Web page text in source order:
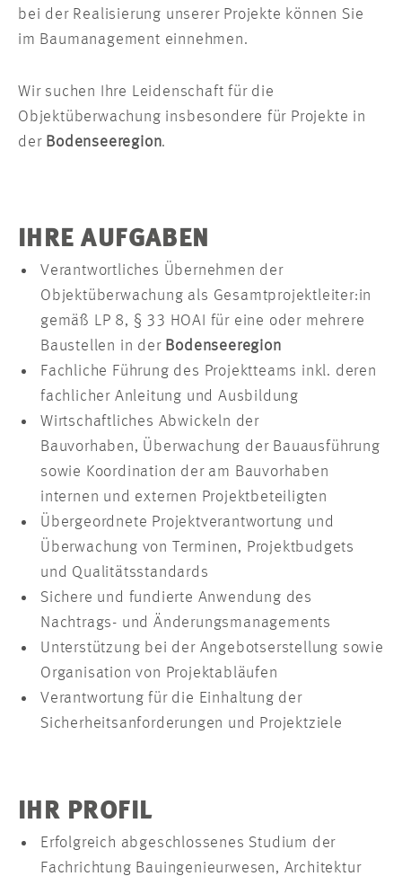
bei der Realisierung unserer Projekte können Sie
im Baumanagement einnehmen.
Wir suchen Ihre Leidenschaft für die
Objektüberwachung insbesondere für Projekte in
der Bodenseeregion.
IHRE AUFGABEN
Verantwortliches Übernehmen der
Objektüberwachung als Gesamtprojektleiter:in
gemäß LP 8, § 33 HOAI für eine oder mehrere
Baustellen in der Bodenseeregion
Fachliche Führung des Projektteams inkl. deren
fachlicher Anleitung und Ausbildung
Wirtschaftliches Abwickeln der
Bauvorhaben, Überwachung der Bauausführung
sowie Koordination der am Bauvorhaben
internen und externen Projektbeteiligten
Übergeordnete Projektverantwortung und
Überwachung von Terminen, Projektbudgets
und Qualitätsstandards
Sichere und fundierte Anwendung des
Nachtrags- und Änderungsmanagements
Unterstützung bei der Angebotserstellung sowie
Organisation von Projektabläufen
Verantwortung für die Einhaltung der
Sicherheitsanforderungen und Projektziele
IHR PROFIL
Erfolgreich abgeschlossenes Studium der
Fachrichtung Bauingenieurwesen, Architektur